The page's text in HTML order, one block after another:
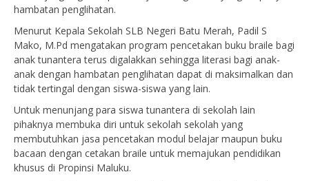
hambatan penglihatan.
Menurut Kepala Sekolah SLB Negeri Batu Merah, Padil S
Mako, M.Pd mengatakan program pencetakan buku braile bagi
anak tunantera terus digalakkan sehingga literasi bagi anak-
anak dengan hambatan penglihatan dapat di maksimalkan dan
tidak tertingal dengan siswa-siswa yang lain.
Untuk menunjang para siswa tunantera di sekolah lain
pihaknya membuka diri untuk sekolah sekolah yang
membutuhkan jasa pencetakan modul belajar maupun buku
bacaan dengan cetakan braile untuk memajukan pendidikan
khusus di Propinsi Maluku.